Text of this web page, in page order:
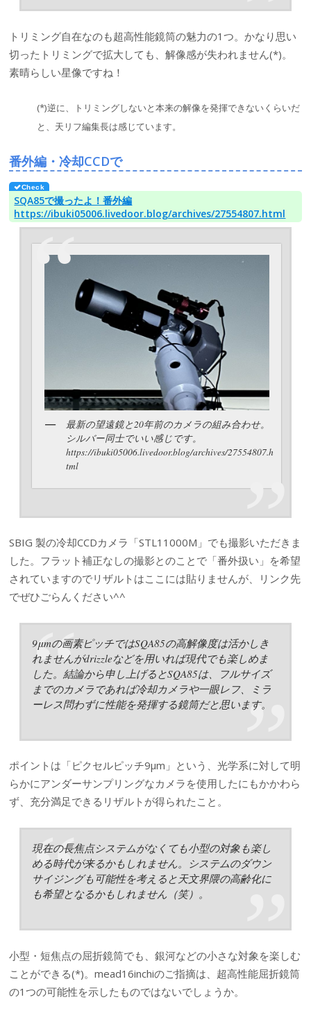
トリミング自在なのも超高性能鏡筒の魅力の1つ。かなり思い
切ったトリミングで拡大しても、解像感が失われません(*)。
素晴らしい星像ですね！
(*)逆に、トリミングしないと本来の解像を発揮できないくらいだ
と、天リフ編集長は感じています。
番外編・冷却CCDで
SQA85で撮ったよ！番外編
https://ibuki05006.livedoor.blog/archives/27554807.html
最新の望遠鏡と20年前のカメラの組み合わせ。
シルバー同士でいい感じです。
https://ibuki05006.livedoor.blog/archives/27554807.h
tml
SBIG 製の冷却CCDカメラ「STL11000M」でも撮影いただきま
した。フラット補正なしの撮影とのことで「番外扱い」を希望
されていますのでリザルトはここには貼りませんが、リンク先
でぜひごらんください^^
9μmの画素ピッチではSQA85の高解像度は活かしき
れませんがdrizzleなどを用いれば現代でも楽しめま
した。結論から申し上げるとSQA85は、フルサイズ
までのカメラであれば冷却カメラや一眼レフ、ミラ
ーレス問わずに性能を発揮する鏡筒だと思います。
ポイントは「ピクセルピッチ9μm」という、光学系に対して明
らかにアンダーサンプリングなカメラを使用したにもかかわら
ず、充分満足できるリザルトが得られたこと。
現在の長焦点システムがなくても小型の対象も楽し
める時代が来るかもしれません。システムのダウン
サイジングも可能性を考えると天文界隈の高齢化に
も希望となるかもしれません（笑）。
小型・短焦点の屈折鏡筒でも、銀河などの小さな対象を楽しむ
ことができる(*)。mead16inchiのご指摘は、超高性能屈折鏡筒
の1つの可能性を示したものではないでしょうか。